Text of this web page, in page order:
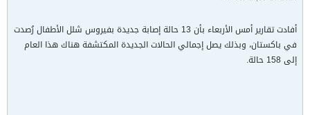
أفادت تقارير أمس الأربعاء بأن 13 حالة إصابة جديدة بفيروس شلل الأطفال رُصدت
في باكستان، وبذلك يصل إجمالي الحالات الجديدة المكتشفة هناك هذا العام
إلى 158 حالة.